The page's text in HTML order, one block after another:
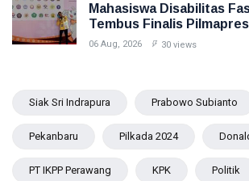
Mahasiswa Disabilitas
Tembus Finalis
06 Aug, 2026 30 views
Siak Sri Indrapura Prabowo Subianto
Pekanbaru Pilkada 2024
PT IKPP Perawang KPK Politik